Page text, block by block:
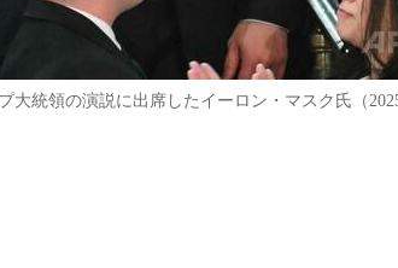
統領の演説に出席したイーロン・マスク氏（